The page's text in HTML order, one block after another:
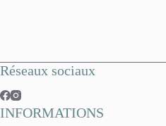
Réseaux sociaux
INFORMATIONS